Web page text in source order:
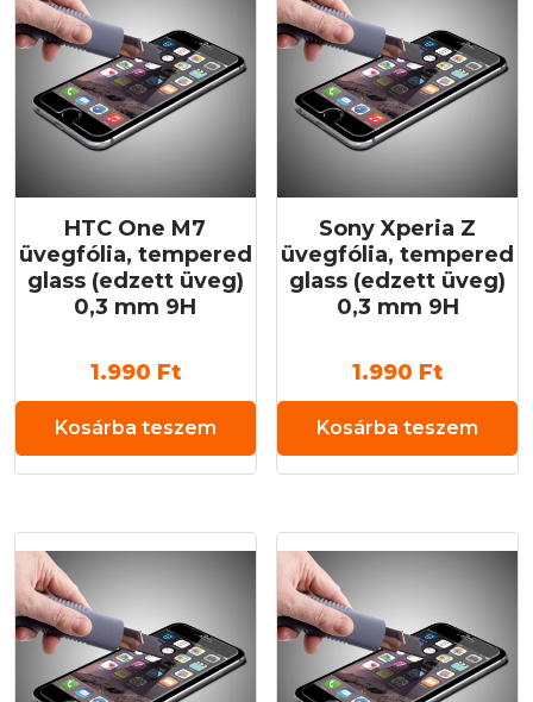
HTC One M7
üvegfólia, tempered
glass (edzett üveg)
0,3 mm 9H
1.990 Ft
Kosárba teszem
Sony Xperia Z
üvegfólia, tempered
glass (edzett üveg)
0,3 mm 9H
1.990 Ft
Kosárba teszem